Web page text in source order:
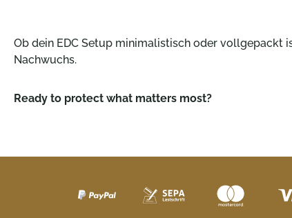
Ob dein EDC Setup minimalistisch oder vollgepackt
Nachwuchs.
Ready to protect what matters most?